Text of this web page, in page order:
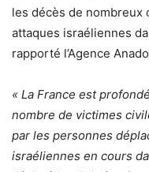
les décès de nombreux
attaques israéliennes
rapporté l’Agence
« La France est
nombre de victimes
par les personnes
israéliennes en cours